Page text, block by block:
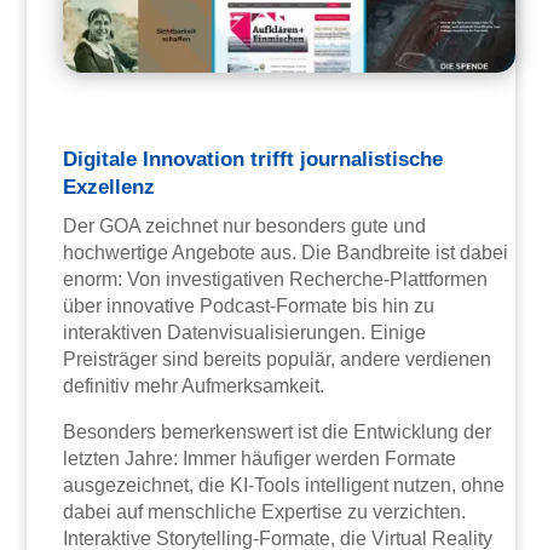
Digitale Innovation trifft journalistische
Exzellenz
Der GOA zeichnet nur besonders gute und
hochwertige Angebote aus. Die Bandbreite ist dabei
enorm: Von investigativen Recherche-Plattformen
über innovative Podcast-Formate bis hin zu
interaktiven Datenvisualisierungen. Einige
Preisträger sind bereits populär, andere verdienen
definitiv mehr Aufmerksamkeit.
Besonders bemerkenswert ist die Entwicklung der
letzten Jahre: Immer häufiger werden Formate
ausgezeichnet, die KI-Tools intelligent nutzen, ohne
dabei auf menschliche Expertise zu verzichten.
Interaktive Storytelling-Formate, die Virtual Reality